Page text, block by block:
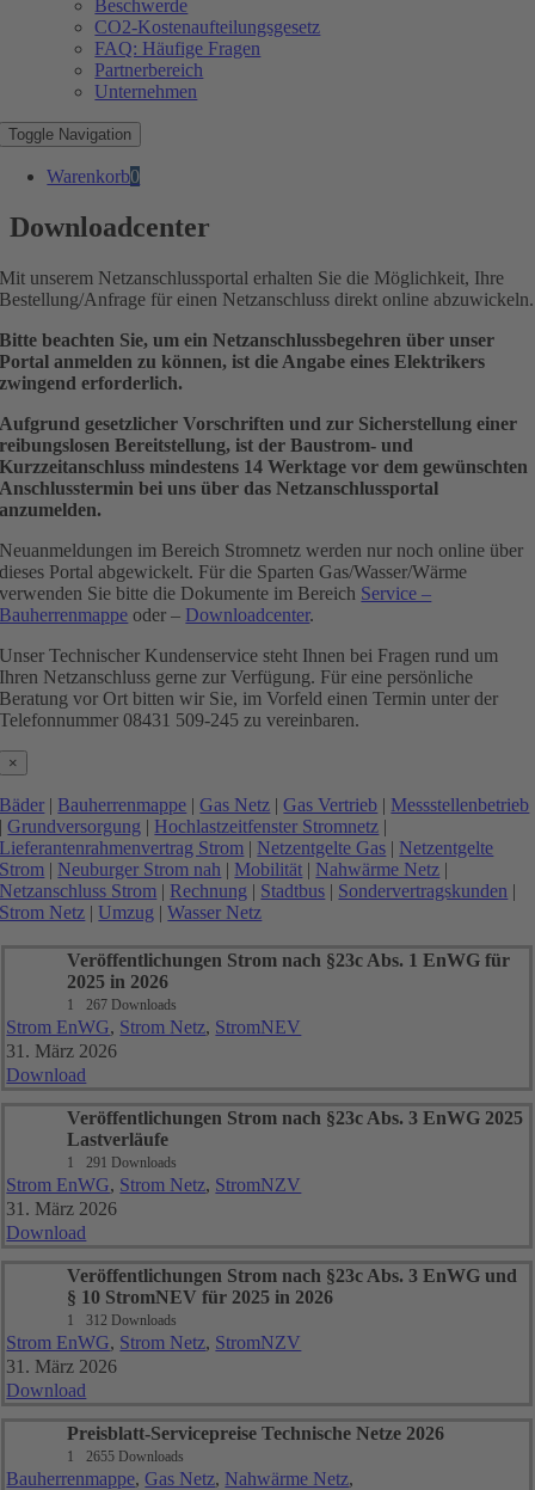
Beschwerde
CO2-Kostenaufteilungsgesetz
FAQ: Häufige Fragen
Partnerbereich
Unternehmen
Toggle Navigation
Warenkorb0
Downloadcenter
Mit unserem Netzanschlussportal erhalten Sie die Möglichkeit, Ihre
Bestellung/Anfrage für einen Netzanschluss direkt online abzuwickeln.
Bitte beachten Sie, um ein Netzanschlussbegehren über unser
Portal anmelden zu können, ist die Angabe eines Elektrikers
zwingend erforderlich.
Aufgrund gesetzlicher Vorschriften und zur Sicherstellung einer
reibungslosen Bereitstellung, ist der Baustrom- und
Kurzzeitanschluss mindestens 14 Werktage vor dem gewünschten
Anschlusstermin bei uns über das Netzanschlussportal
anzumelden.
Neuanmeldungen im Bereich Stromnetz werden nur noch online über
dieses Portal abgewickelt. Für die Sparten Gas/Wasser/Wärme
verwenden Sie bitte die Dokumente im Bereich Service –
Bauherrenmappe oder – Downloadcenter.
Unser Technischer Kundenservice steht Ihnen bei Fragen rund um
Ihren Netzanschluss gerne zur Verfügung. Für eine persönliche
Beratung vor Ort bitten wir Sie, im Vorfeld einen Termin unter der
Telefonnummer 08431 509-245 zu vereinbaren.
×
Bäder | Bauherrenmappe |Gas Netz |Gas Vertrieb | Messstellenbetrieb
|Grundversorgung | Hochlastzeitfenster Stromnetz |
Lieferantenrahmenvertrag Strom | Netzentgelte Gas | Netzentgelte
Strom | Neuburger Strom nah | Mobilität | Nahwärme Netz |
Netzanschluss Strom | Rechnung | Stadtbus | Sondervertragskunden |
Strom Netz |Umzug |Wasser Netz
Veröffentlichungen Strom nach §23c Abs. 1 EnWG für
2025 in 2026
1 267 Downloads
Strom EnWG, Strom Netz, StromNEV
31. März 2026
Download
Veröffentlichungen Strom nach §23c Abs. 3 EnWG 2025
Lastverläufe
1 291 Downloads
Strom EnWG, Strom Netz, StromNZV
31. März 2026
Download
Veröffentlichungen Strom nach §23c Abs. 3 EnWG und
§ 10 StromNEV für 2025 in 2026
1 312 Downloads
Strom EnWG, Strom Netz, StromNZV
31. März 2026
Download
Preisblatt-Servicepreise Technische Netze 2026
1 2655 Downloads
Bauherrenmappe,Gas Netz, Nahwärme Netz,